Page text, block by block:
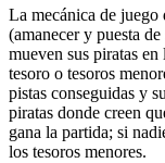
La mecánica de juego
(amanecer y puesta
mueven sus piratas
tesoro o tesoros
pistas conseguidas y
piratas donde creen
gana la partida; si
los tesoros menores.